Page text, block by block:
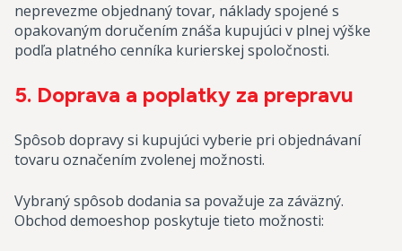
neprevezme objednaný tovar, náklady spojené s
opakovaným doručením znáša kupujúci v plnej výške
podľa platného cenníka kurierskej spoločnosti.
5. Doprava a poplatky za prepravu
Spôsob dopravy si kupujúci vyberie pri objednávaní
tovaru označením zvolenej možnosti.
Vybraný spôsob dodania sa považuje za záväzný.
Obchod demoeshop poskytuje tieto možnosti: